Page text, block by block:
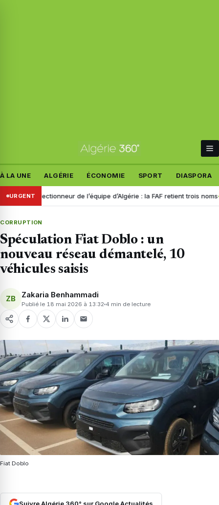
À LA UNE ALGÉRIE ÉCONOMIE SPORT DIASPORA
URGENT
sélectionneur de l’équipe d’Algérie : la FAF retient trois noms
CORRUPTION
Spéculation Fiat Doblo : un
nouveau réseau démantelé, 10
véhicules saisis
ZB Zakaria Benhammadi
Publié le 18 mai 2026 à 13:32 4 min de lecture
Fiat Doblo